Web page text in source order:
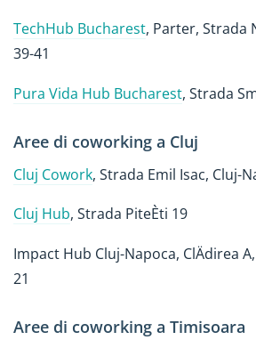
TechHub Bucharest, Parter, Strada
39-41
Pura Vida Hub Bucharest, Strada
Aree di coworking a Cluj
Cluj Cowork, Strada Emil Isac, Cluj-
Cluj Hub, Strada PiteÈti 19
Impact Hub Cluj-Napoca, ClÄdirea
21
Aree di coworking a Timisoara